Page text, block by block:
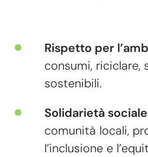
Rispetto per
consumi, riciclare,
sostenibili.
Solidarietà sociale
comunità locali,
l’inclusione e